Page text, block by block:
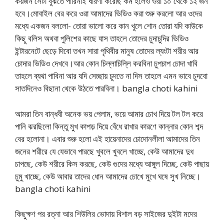
হবে।মোবাইল বের করে ওরা আমাদের ভিডিও করা শুরু করলো আর ওদের
মধ্যে একজন বললো- তোরা ভালো করে কান খুলে শোন তোরা যদি কাউকে
কিছু বলিস অথবা পুলিশের কাছে যাস তাহলে তোদের চুদাচুদির ভিডিও
ইন্টারনেটে ছেড়ে দিবো তখন সারা পৃথিবীর মানুষ তোদের ল্যংটা শরীর আর
চোদার ভিডিও দেখবে।আর কোন চিল্লাচিল্লি করবিনা চুপচাপ চোদা খাবি
তাহলে ব্যথা পাবিনা আর যদি সেচ্ছায় চুদতে না দিস তাহলে এমন ভাবে চুদবো
সাতদিনেও বিছানা থেকে উঠতে পারবিনা। bangla choti kahini
আমরা তিন বান্ধবী অনেক ভয় পেলাম, ভয়ে আমার চোখ দিয়ে টল টল করে
পানি ঝরছিলো কিন্তু মুখ কাপড় দিয়ে বেঁধে রাখার কারণে কান্নার কোন শব্দ
বের হলোনা। এবার শুরু হলো এই হায়েনাদের চোদোনলীলা আমাদের তিন
জনের শরীরে যে যেভাবে পারছে খুবলে খুবলে খাচ্ছে, কেউ আমাদের দুধ
চাপছে, কেউ শরীরে কিস করছে, কেউ গুদের মধ্যে আঙ্গুল দিচ্ছে, কেউ পাছায়
চুমু খাচ্ছে, কেউ আবার তাদের ধোন আমাদের চোখে মুখে ঘষে সুখ নিচ্ছে।
bangla choti kahini
কিছুক্ষণ পর রত্না আর শিউলির ভোদায় বিশাল বড় সাইজের দুইটা মদের